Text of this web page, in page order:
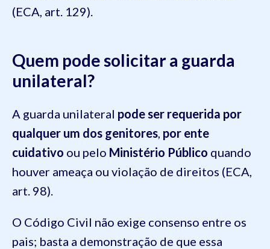
(ECA, art. 129).
Quem pode solicitar a guarda
unilateral?
A guarda unilateral pode ser requerida por
qualquer um dos genitores por ente
cuidativo ou pelo Ministério Público quando
houver ameaça ou violação de direitos (ECA,
art. 98).
O Código Civil não exige consenso entre os
pais; basta a demonstração de que essa